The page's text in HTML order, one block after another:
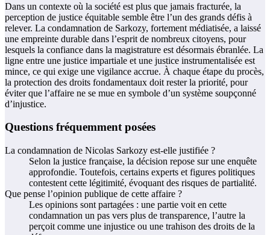
Dans un contexte où la société est plus que jamais fracturée, la
perception de justice équitable semble être l’un des grands défis à
relever. La condamnation de Sarkozy, fortement médiatisée, a laissé
une empreinte durable dans l’esprit de nombreux citoyens, pour
lesquels la confiance dans la magistrature est désormais ébranlée. La
ligne entre une justice impartiale et une justice instrumentalisée est
mince, ce qui exige une vigilance accrue. À chaque étape du procès,
la protection des droits fondamentaux doit rester la priorité, pour
éviter que l’affaire ne se mue en symbole d’un système soupçonné
d’injustice.
Questions fréquemment posées
La condamnation de Nicolas Sarkozy est-elle justifiée ?
Selon la justice française, la décision repose sur une enquête
approfondie. Toutefois, certains experts et figures politiques
contestent cette légitimité, évoquant des risques de partialité.
Que pense l’opinion publique de cette affaire ?
Les opinions sont partagées : une partie voit en cette
condamnation un pas vers plus de transparence, l’autre la
perçoit comme une injustice ou une trahison des droits de la